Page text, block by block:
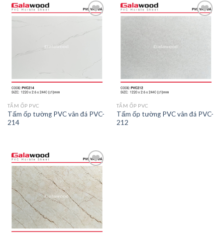
TẤM ỐP PVC
Tấm ốp tường PVC vân đá PVC-
214
TẤM ỐP PVC
Tấm ốp tường PVC vân đá PVC-
212
Add to
wishlist